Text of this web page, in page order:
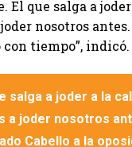
El que salga a
nosotros
tiempo”, indicó.
salga a joder a la
a joder nosotros
Cabello a la